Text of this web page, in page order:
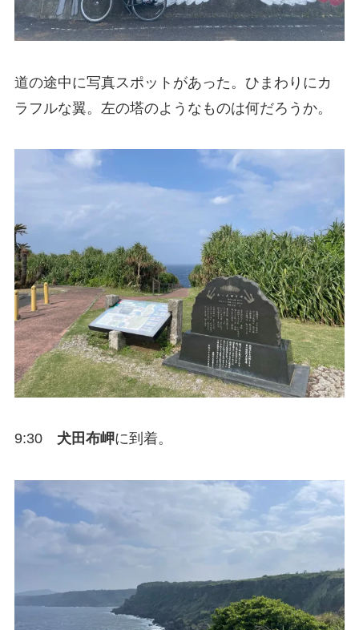
道の途中に写真スポットがあった。ひまわりにカ
ラフルな翼。左の塔のようなものは何だろうか。
9:30 犬田布岬に到着。